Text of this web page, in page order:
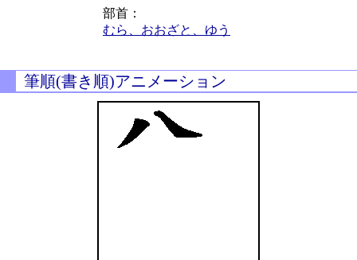
部首：
むら、おおざと、ゆう
筆順(書き順)アニメーション